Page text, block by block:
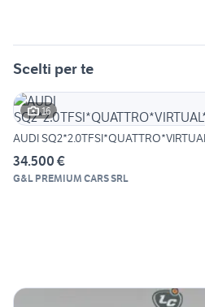
Scelti per te
16
AUDI
34.500 €
G&L PREMIUM CARS SRL